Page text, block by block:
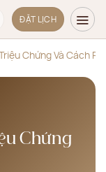
ĐẶT LỊCH
Chứng Và Cách
Chứng